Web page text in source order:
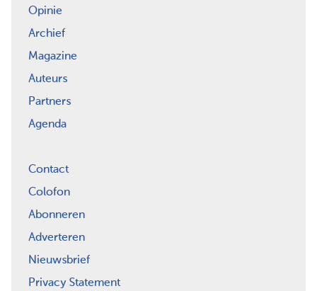
Opinie
Archief
Magazine
Auteurs
Partners
Agenda
Contact
Colofon
Abonneren
Adverteren
Nieuwsbrief
Privacy Statement